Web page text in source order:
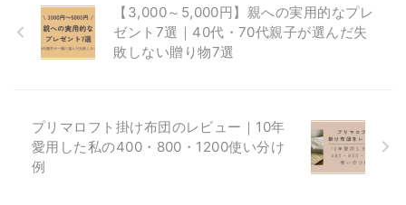
【3,000～5,000円】親への実用的なプレ
ゼント7選｜40代・70代親子が選んだ失
敗しない贈り物7選
プリマロフト掛け布団のレビュー｜10年
愛用した私の400・800・1200使い分け
例